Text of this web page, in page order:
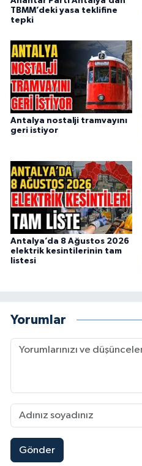
TBMM’deki yasa teklifine
tepki
Antalya nostalji tramvayını
geri istiyor
Antalya’da 8 Ağustos 2026
elektrik kesintilerinin tam
listesi
Yorumlar
Gönder